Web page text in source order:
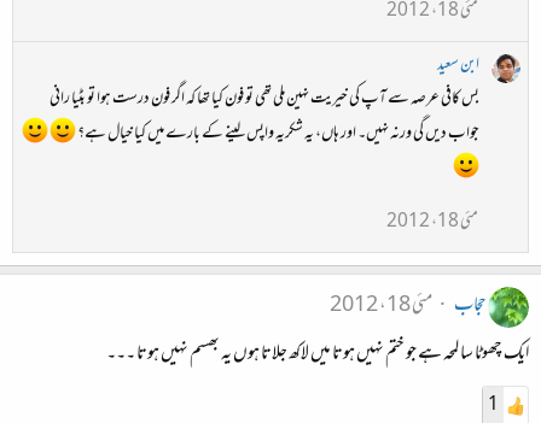
مئی 18، 2012
ابن سعید
بس کافی عرصہ سے آپ کی خیریت نہین ملی تھی تو فون کیا تھا کہ اگر فون درست ہوا تو بٹیا رانی
جواب دیں گی ورنہ نہیں۔ اور ہاں، یہ شکریہ واپس لینے کے بارے میں کیا خیال ہے؟
مئی 18، 2012
حجاب
مئی 18، 2012
ایک چھوٹا سا لمحہ ہے جو ختم نہیں ہوتا میں لاکھ جلاتا ہوں یہ بھسم نہیں ہوتا ۔۔۔
1